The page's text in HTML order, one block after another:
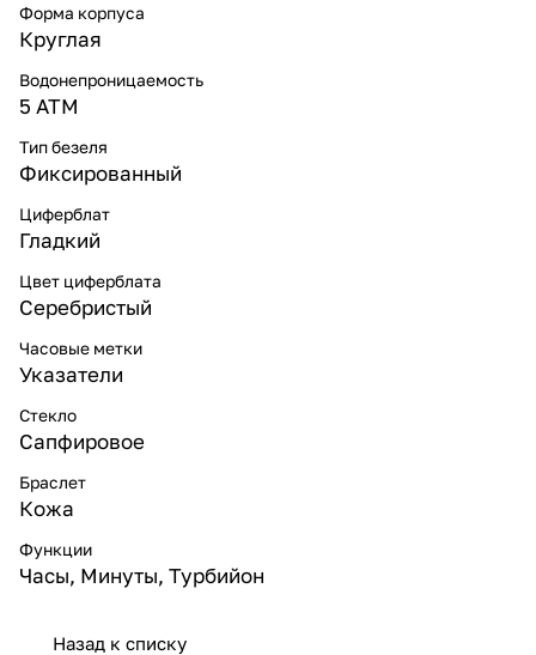
Форма корпуса
Круглая
Водонепроницаемость
5 ATM
Тип безеля
Фиксированный
Циферблат
Гладкий
Цвет циферблата
Серебристый
Часовые метки
Указатели
Стекло
Сапфировое
Браслет
Кожа
Функции
Часы, Минуты, Турбийон
Назад к списку